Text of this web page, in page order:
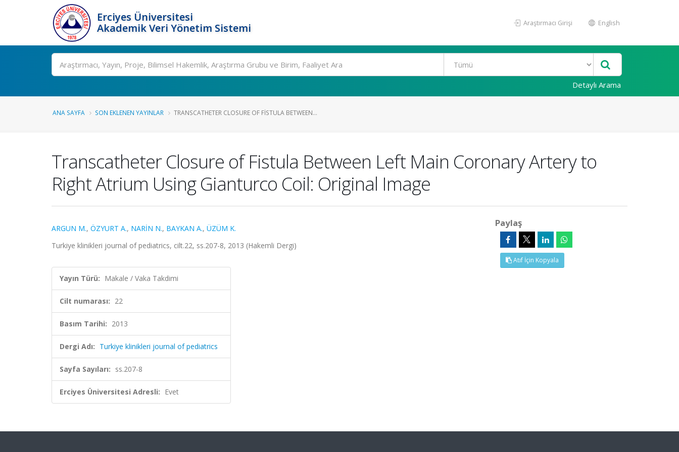
Erciyes Üniversitesi
Akademik Veri Yönetim Sistemi
Araştırmacı Girişi English
Ara
Detaylı Arama
ANA SAYFA SON EKLENEN YAYINLAR TRANSCATHETER CLOSURE OF FISTULA BETWEEN...
Transcatheter Closure of Fistula Between Left Main Coronary Artery to
Right Atrium Using Gianturco Coil: Original Image
ARGUN M., ÖZYURT A., NARİN N., BAYKAN A., ÜZÜM K.
Turkiye klinikleri journal of pediatrics, cilt.22, ss.207-8, 2013 (Hakemli Dergi)
Yayın Türü: Makale / Vaka Takdimi
Cilt numarası: 22
Basım Tarihi: 2013
Dergi Adı: Turkiye klinikleri journal of pediatrics
Sayfa Sayıları: ss.207-8
Erciyes Üniversitesi Adresli: Evet
Paylaş
Atıf İçin Kopyala